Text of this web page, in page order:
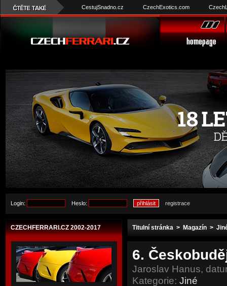
CestujSnadno.cz CzechExotics.com
Login: Heslo: registrace
CZECHFERRARI.CZ 2002-2017 Titulní stránka > Magazín >
6.
Jaroslav Hanus,
Kategorie: Jiné